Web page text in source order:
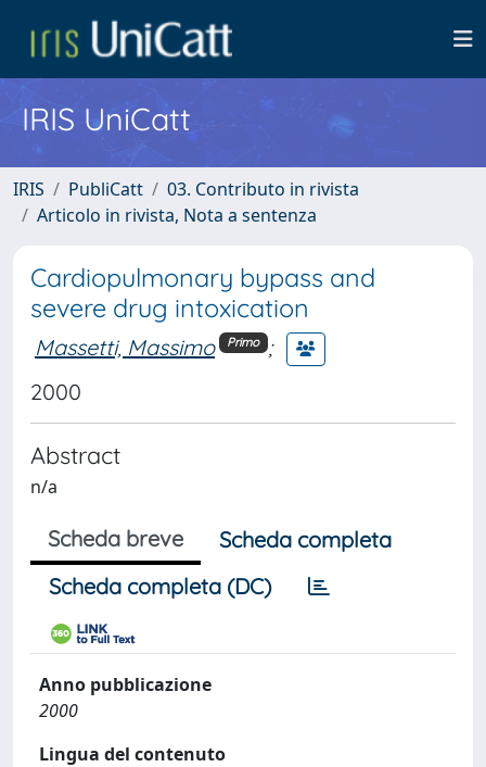
IRIS UniCatt
IRIS PubliCatt
03. Contributo in rivista
Articolo in rivista, Nota a sentenza
Cardiopulmonary bypass and
severe drug intoxication
Massetti, Massimo Primo ;
2000
Abstract
n/a
Scheda breve
Scheda completa
Scheda completa (DC)
Anno pubblicazione
2000
Lingua del contenuto